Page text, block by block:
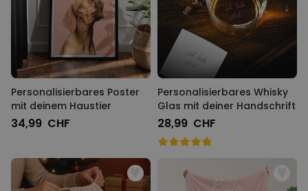
Personalisierbares Poster
mit deinem Haustier
34,99 CHF
Personalisierbares Whisky
Glas mit deiner Handschrift
28,99 CHF